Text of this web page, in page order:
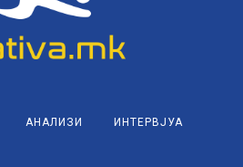
АНАЛИЗИ ИНТЕРВЈУА